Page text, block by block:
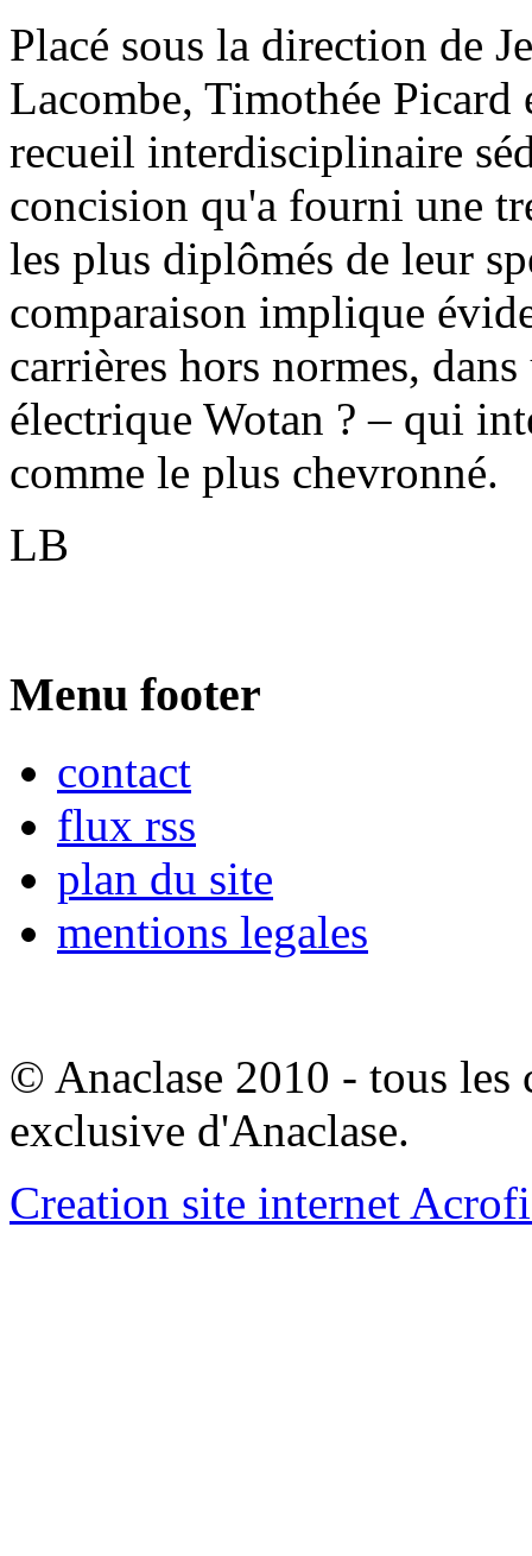
Placé sous la direction de
Lacombe, Timothée Picard
recueil interdisciplinaire
concision qu'a fourni une
les plus diplômés de leur
comparaison implique
carrières hors normes,
électrique Wotan ? – qui
comme le plus chevronné.
LB
Menu footer
contact
flux rss
plan du site
mentions legales
© Anaclase 2010 - tous les
exclusive d'Anaclase.
Creation site internet